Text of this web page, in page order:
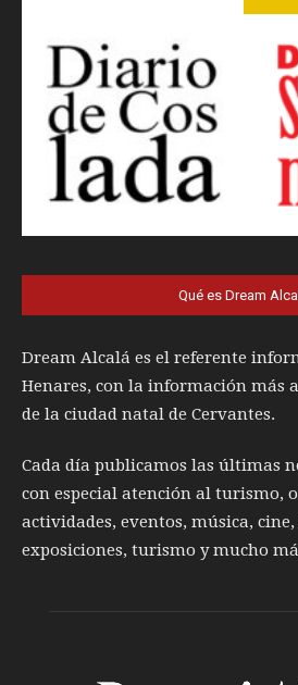
Qué es Dream
Dream Alcalá es el referente
Henares, con la información más
de la ciudad natal de Cervantes.
Cada día publicamos las últimas
con especial atención al turismo,
actividades, eventos, música,
exposiciones, turismo y mucho